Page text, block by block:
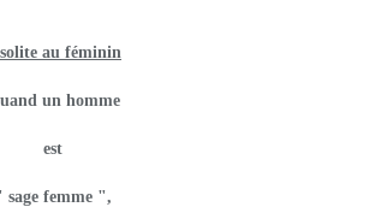
au féminin
un homme
est
sage femme ",